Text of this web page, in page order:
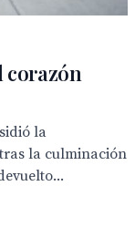
corazón
la
la culminación